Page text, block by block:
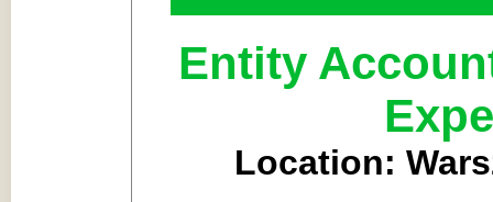
Entity
Location: